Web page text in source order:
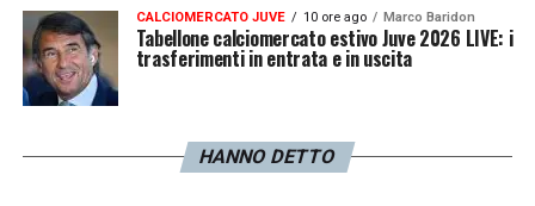
CALCIOMERCATO JUVE 10 ore ago Marco Baridon
Tabellone calciomercato estivo Juve 2026 LIVE: i
trasferimenti in entrata e in uscita
HANNO DETTO